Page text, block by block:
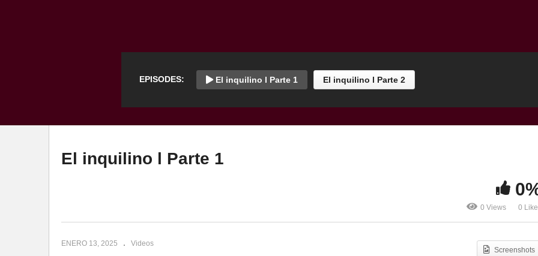
EPISODES: El inquilino l Parte 1 El inquilino l Parte 2
El inquilino l Parte 1
0 Views 0
ENERO 13, 2025 Videos
Screenshots